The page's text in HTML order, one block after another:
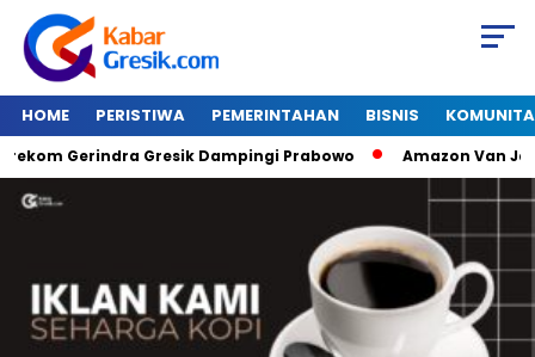
HOME PERISTIWA PEMERINTAHAN BISNIS
Gerindra Gresik Dampingi Prabowo Amazon Van Java